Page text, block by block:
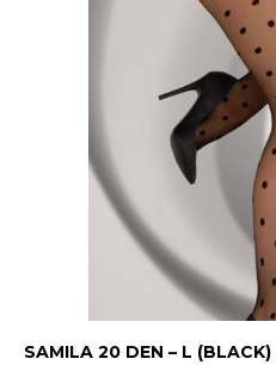
SAMILA 20 DEN – L (BLACK)